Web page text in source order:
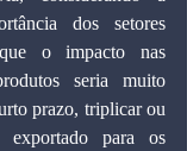
dos setores
o impacto nas
seria muito
prazo, triplicar ou
para os